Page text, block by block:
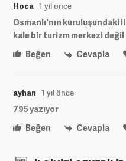
Hoca 1 yıl önce
Osmanlı'nın kuruluşundaki
kale bir turizm merkezi değil
Beğen
Cevapla
ayhan 1 yıl önce
795 yazıyor
Beğen
Cevapla